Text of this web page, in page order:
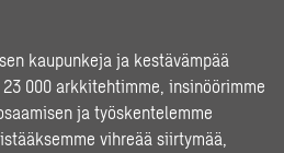
kaupunkeja ja kestävämpää
000 arkkitehtimme, insinöörimme
ja työskentelemme
vihreää siirtymää,